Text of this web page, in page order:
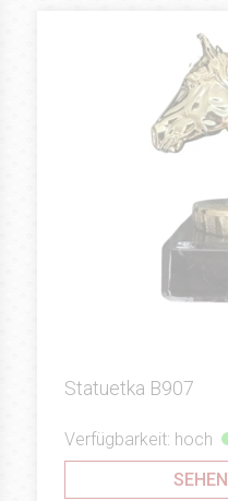
Statuetka B907
Verfügbarkeit: hoch
SEHEN